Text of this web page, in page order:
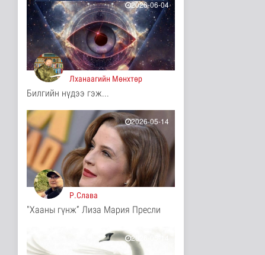
11 цаг 8 минутын өмнө
Иргэд: Хичээлийн
хэрэгслийн үнэ багагүй
нэмэгдсэ..
Нийгэм
11 цаг 10 минутын өмнө
Турк, Саудын Араб,
батлан хамгаа..
Дэлхийд
11 цаг 14 минутын өмнө
"Онцгой амралт-2026"
реалити шоуны зургийг
авч э..
Нийгэм
11 цаг 16 минутын өмнө
хүчний байлдааны
буудлагат..
Нийгэм
2026-06-04
Лханаагийн Мөнхтөр
Билгийн нүдээ гэж...
2026-05-14
Р.Слава
"Хааны гүнж” Лиза Мария Пресли
2026-05-14